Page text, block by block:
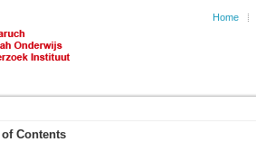
Home
of Contents